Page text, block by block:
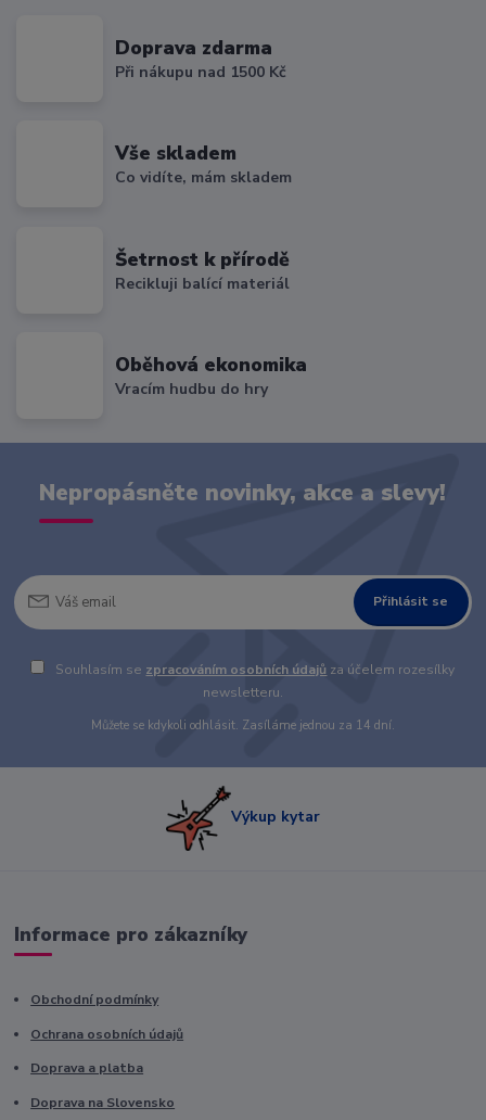
Doprava zdarma
Při nákupu nad 1500 Kč
Vše skladem
Co vidíte, mám skladem
Šetrnost k přírodě
Recikluji balící materiál
Oběhová ekonomika
Vracím hudbu do hry
Nepropásněte novinky, akce a slevy!
Přihlásit se
Souhlasím se zpracováním osobních údajů za účelem rozesílky
newsletteru.
Můžete se kdykoli odhlásit. Zasíláme jednou za 14 dní.
Výkup kytar
Informace pro zákazníky
Obchodní podmínky
Ochrana osobních údajů
Doprava a platba
Doprava na Slovensko